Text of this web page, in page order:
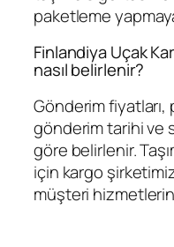
paketleme
Finlandiya Uçak
nasıl belirlenir?
Gönderim fiyatları,
gönderim tarihi ve
göre belirlenir.
için kargo
müşteri